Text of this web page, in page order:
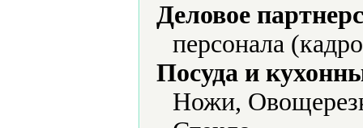
Деловое
персонала
Посуда и
Ножи,